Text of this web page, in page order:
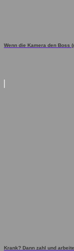
Wenn die Kamera den Boss
Krank? Dann zahl und arbeite